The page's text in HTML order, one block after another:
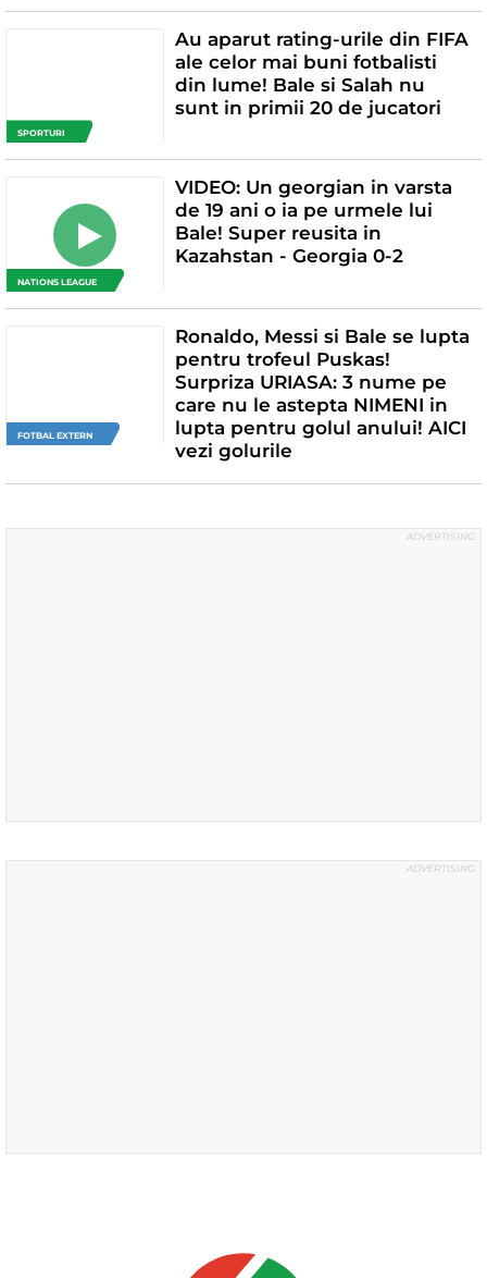
SPORTURI
Au aparut rating-urile din FIFA
ale celor mai buni fotbalisti
din lume! Bale si Salah nu
sunt in primii 20 de jucatori
NATIONS LEAGUE
VIDEO: Un georgian in varsta
de 19 ani o ia pe urmele lui
Bale! Super reusita in
Kazahstan - Georgia 0-2
FOTBAL EXTERN
Ronaldo, Messi si Bale se lupta
pentru trofeul Puskas!
Surpriza URIASA: 3 nume pe
care nu le astepta NIMENI in
lupta pentru golul anului! AICI
vezi golurile